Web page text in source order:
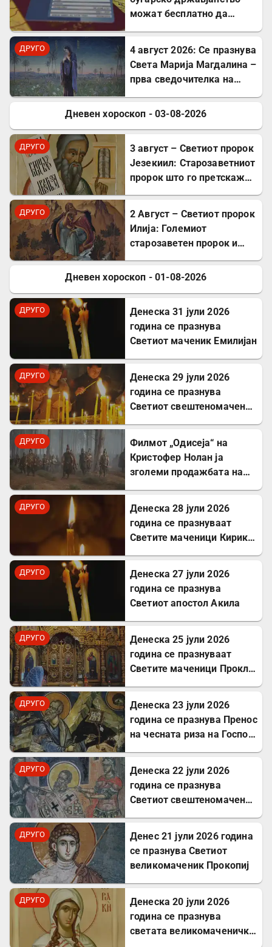
можат бесплатно да
ДРУГО
4 август 2026: Се празнува
Света Марија Магдалина –
прва сведочителка на
ДРУГО
Дневен хороскоп - 03-08-2026
ДРУГО
3 август – Светиот пророк
Језекиил: Старозаветниот
пророк што го претскажа
ДРУГО
2 Август – Светиот пророк
Илија: Големиот
старозаветен пророк и
ДРУГО
Дневен хороскоп - 01-08-2026
ДРУГО
Денеска 31 јули 2026
година се празнува
Светиот маченик Емилијан
ДРУГО
Денеска 29 јули 2026
година се празнува
Светиот свештеномаченик
Севастиски во Ерменија
ДРУГО
Филмот „Одисеја“ на
Кристофер Нолан ја
зголеми продажбата на
грчкиот јазик
ДРУГО
Денеска 28 јули 2026
година се празнуваат
Светите маченици Кирик и
ДРУГО
Денеска 27 јули 2026
година се празнува
Светиот апостол Акила
ДРУГО
Денеска 25 јули 2026
година се празнуваат
Светите маченици Прокл и
ДРУГО
Денеска 23 јули 2026
година се празнува Пренос
на чесната риза на Господ
ДРУГО
Денеска 22 јули 2026
година се празнува
Светиот свештеномаченик
Тавромениски
ДРУГО
Денес 21 јули 2026 година
се празнува Светиот
великомаченик Прокопиј
ДРУГО
Денеска 20 јули 2026
година се празнува
светата великомаченичка